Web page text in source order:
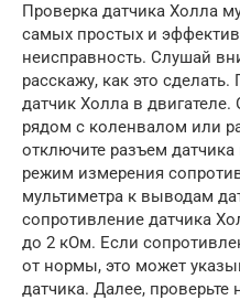
Проверка датчика Холла
самых простых и
неисправность. Слушай
расскажу, как это
датчик Холла в
рядом с коленвалом или
отключите разъем
режим измерения
мультиметра к выводам
сопротивление датчика
до 2 кОм. Если
от нормы, это может
датчика. Далее, проверьте